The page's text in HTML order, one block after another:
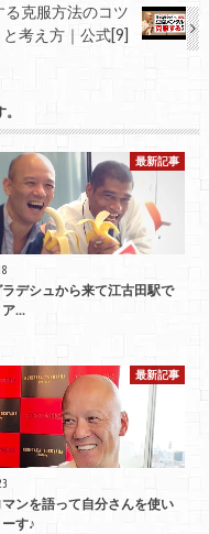
克服方法のコツ
と考え方｜公式[9]
最新記事
デシュから来て江古田駅で
...
最新記事
ンを語って自分さんを使い
す♪